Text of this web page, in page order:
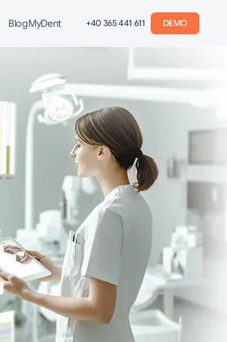
BlogMyDent +40 365 441 611 DEMO